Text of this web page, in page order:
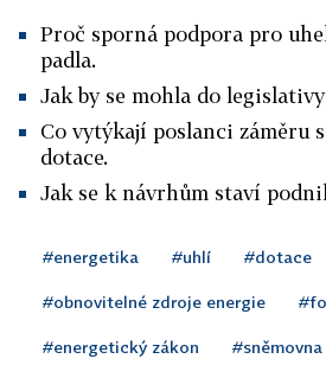
Proč sporná podpora pro
padla.
Jak by se mohla do
Co vytýkají poslanci záměru
dotace.
Jak se k návrhům staví
#energetika #uhlí #dotace
#obnovitelné zdroje energie
#energetický zákon #sněmovna